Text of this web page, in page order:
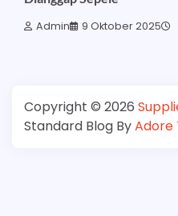
Admin 9 Oktober 2025
Copyright © 2026
Standard Blog ByAdore